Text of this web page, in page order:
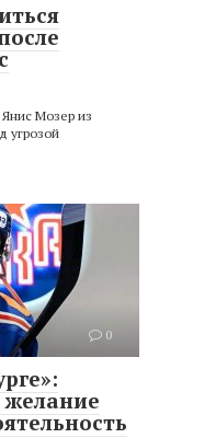
Мозер из
угрозой
0